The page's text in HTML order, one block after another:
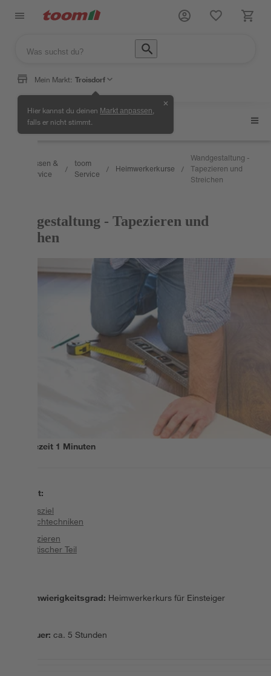
Mein Markt: Troisdorf
Hier kannst du deinen Markt anpassen
falls er nicht stimmt.
✕
Heimwerkerkurse
Wissen &
Service
/
toom
Service
/ Heimwerkerkurse /
Wandgestaltung -
Tapezieren und
Streichen
Wandgestaltung - Tapezieren und
Streichen
Lesezeit 1 Minuten
Inhalt:
Tagesziel
Streichtechniken
Tapezieren
Praktischer Teil
Schwierigkeitsgrad: Heimwerkerkurs für Einsteiger
Dauer:ca. 5 Stunden